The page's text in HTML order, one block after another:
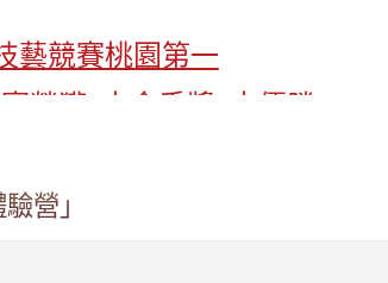
藝競賽桃園第一
榮獲1支金手獎3支優勝
台灣私校第一
營」